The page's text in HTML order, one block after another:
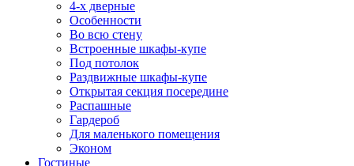
4-х дверные
Особенности
Во всю стену
Встроенные шкафы-купе
Под потолок
Раздвижные шкафы-купе
Открытая секция посередине
Распашные
Гардероб
Для маленького помещения
Эконом
Гостиные